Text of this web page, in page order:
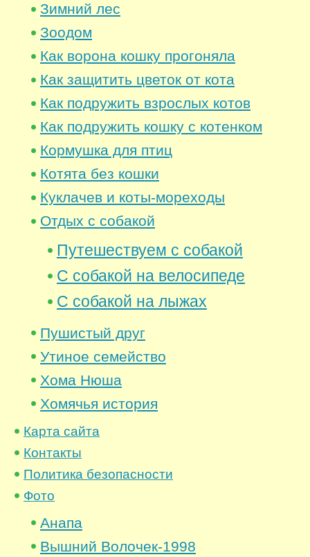
Зимний лес
Зоодом
Как ворона кошку прогоняла
Как защитить цветок от кота
Как подружить взрослых котов
Как подружить кошку с котенком
Кормушка для птиц
Котята без кошки
Куклачев и коты-мореходы
Отдых с собакой
Путешествуем с собакой
С собакой на велосипеде
С собакой на лыжах
Пушистый друг
Утиное семейство
Хома Нюша
Хомячья история
Карта сайта
Контакты
Политика безопасности
Фото
Анапа
Вышний Волочек-1998